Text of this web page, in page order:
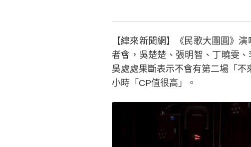
【緯來新聞網】《民歌大團圓》
者會，吳楚楚、張明智、丁曉雯
吳處處果斷表示不會有第二場「
小時「CP值很高」。